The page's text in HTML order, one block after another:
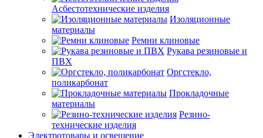
Асбестотехнические изделия
Изоляционные
материалы
Ремни клиновые
Рукава резиновые и
ПВХ
Оргстекло,
поликарбонат
Прокладочные
материалы
Резино-
технические изделия
Электротовары и освещение